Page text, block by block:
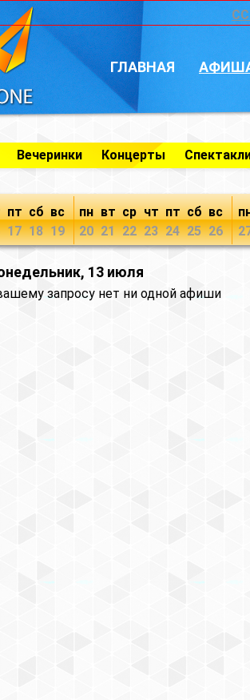
ГЛАВНАЯ
Вечеринки Концерты
пт
17
сб
18
вс
19
пн
20
вт
21
ср
22
чт
23
пт
24
сб
25
вс
26
13 июля
запросу нет ни одной афиши